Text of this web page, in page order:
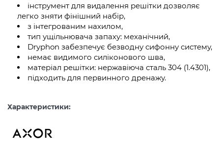
інструмент для видалення решітки дозволяє
легко зняти фінішний набір,
з інтегрованим нахилом,
тип ущільнювача запаху: механічний,
Dryphon забезпечує безводну сифонну систему,
немає видимого силіконового шва,
матеріал решітки: нержавіюча сталь 304 (1.4301),
підходить для первинного дренажу.
Характеристики: